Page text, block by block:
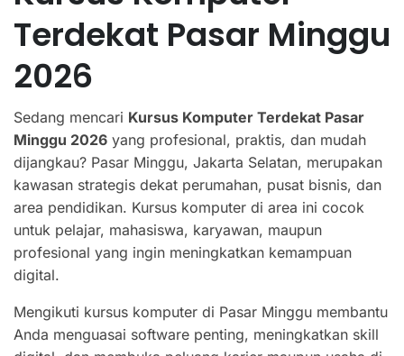
Terdekat Pasar Minggu
2026
Sedang mencari Kursus Komputer Terdekat Pasar
Minggu 2026 yang profesional, praktis, dan mudah
dijangkau? Pasar Minggu, Jakarta Selatan, merupakan
kawasan strategis dekat perumahan, pusat bisnis, dan
area pendidikan. Kursus komputer di area ini cocok
untuk pelajar, mahasiswa, karyawan, maupun
profesional yang ingin meningkatkan kemampuan
digital.
Mengikuti kursus komputer di Pasar Minggu membantu
Anda menguasai software penting, meningkatkan skill